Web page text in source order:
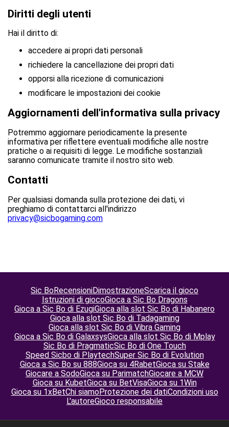
Diritti degli utenti
Hai il diritto di:
accedere ai propri dati personali
richiedere la cancellazione dei propri dati
opporsi alla ricezione di comunicazioni
modificare le impostazioni dei cookie
Aggiornamenti dell'informativa sulla privacy
Potremmo aggiornare periodicamente la presente
informativa per riflettere eventuali modifiche alle nostre
pratiche o ai requisiti di legge. Le modifiche sostanziali
saranno comunicate tramite il nostro sito web.
Contatti
Per qualsiasi domanda sulla protezione dei dati, vi
preghiamo di contattarci all'indirizzo
privacy@sicbogaming.com
Sic BoRecensioniDimostrazioneScarica il gioco
Istruzioni di giocoGioca a Sic Bo Dragons
Gioca a Sic Bo di EzugiGioca alla slot Sic Bo di Habanero
Gioca alla slot Sic Bo di Tadagaming
Gioca alla slot Sic Bo di Vibra Gaming
Gioca a Sic Bo di GalaxsysGioca alla slot Sic Bo di Mplay
Sic Bo di PragmaticSic Bo di One Touch
Speed Sicbo di PlaytechSuper Sic Bo di Evolution
Gioca a Sic Bo su 888Gioca su 4RabetGioca su Stake
Giocare a SodoGioca su ParimatchGiocare a MCW
Gioca su KubetGioca su BetVisaGioca su 1Win
Gioca su 1xBetChi siamoProtezione dei datiCondizioni uso
L'autoreGioco responsabile